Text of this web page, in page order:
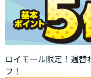
ロイモール限定！週
フ！